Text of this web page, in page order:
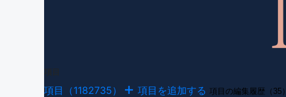
項目（1182735） 項目を追加する 項目の編集履歴（35）